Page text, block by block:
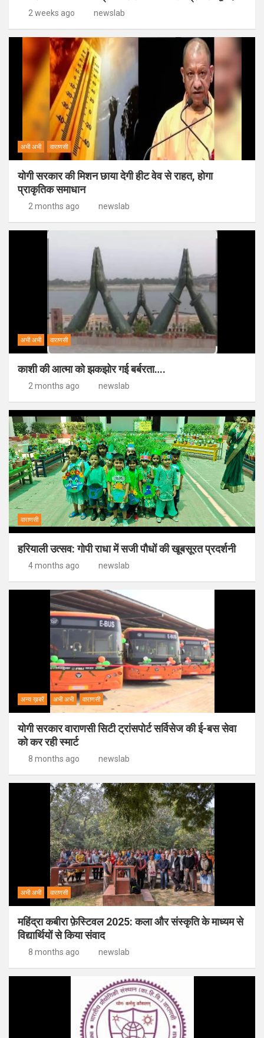
2 weeks ago newslab
अभी अभी वाराणसी
योगी सरकार की मिशन छाया देगी हीट वेव से राहत, होगा
प्राकृतिक समाधान
2 months ago newslab
अभी अभी वाराणसी
काशी की आत्मा को झकझोर गई बर्बरता….
2 months ago newslab
वाराणसी
हरियाली उत्सव: गोपी राधा में सजी पौधों की खूबसूरत प्रदर्शनी
4 months ago newslab
अन्य ख़बरें अभी अभी वाराणसी
योगी सरकार वाराणसी सिटी ट्रांसपोर्ट सर्विसेज की ई-बस सेवा
को कर रही स्मार्ट
8 months ago newslab
अभी अभी वाराणसी
महिंद्रा कबीरा फ़ेस्टिवल 2025: कला और संस्कृति के माध्यम से
विद्यार्थियों से किया संवाद
8 months ago newslab